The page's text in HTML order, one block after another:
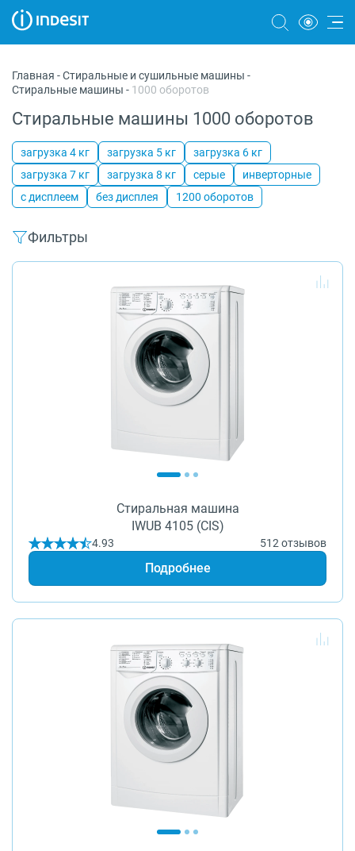
Морозильные камеры
Стиральные и сушильные машины
Посудомоечные машины
Плиты
Вытяжки
Варочные панели
Микроволновые печи
Главная -Стиральные и сушильные машины -
Стиральные машины - 1000 оборотов
Стиральные машины 1000 оборотов
загрузка 4 кг загрузка 5 кг
загрузка 6 кг
загрузка 7 кг
загрузка 8 кг серые
инверторные
с дисплеем
без дисплея 1200 оборотов
Фильтры
Стиральная машина
IWUB 4105 (CIS)
4.93 512 отзывов
Подробнее